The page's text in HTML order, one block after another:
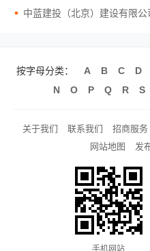
中蓝建投（北京）建设有限
按字母分类： A B C D
N
O P Q R S
关于我们 联系我们 招商服务
网站地图
发
手机网站